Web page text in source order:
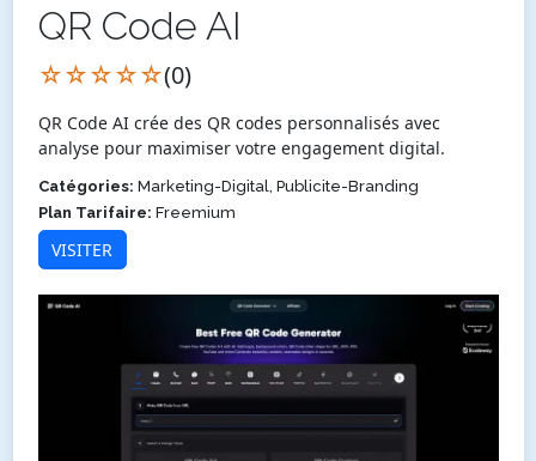
QR Code AI
☆☆☆☆☆(0)
QR Code AI crée des QR codes personnalisés avec
analyse pour maximiser votre engagement digital.
Catégories: Marketing-Digital, Publicite-Branding
Plan Tarifaire: Freemium
VISITER